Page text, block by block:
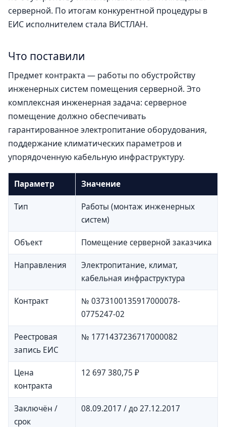
серверной. По итогам конкурентной процедуры в
ЕИС исполнителем стала ВИСТЛАН.
Что поставили
Предмет контракта — работы по обустройству
инженерных систем помещения серверной. Это
комплексная инженерная задача: серверное
помещение должно обеспечивать
гарантированное электропитание оборудования,
поддержание климатических параметров и
упорядоченную кабельную инфраструктуру.
Параметр Значение
Тип
Работы (монтаж инженерных
систем)
Объект Помещение серверной заказчика
Направления
Электропитание, климат,
кабельная инфраструктура
Контракт
№ 0373100135917000078-
0775247-02
Реестровая
запись ЕИС
№ 1771437236717000082
Цена
контракта
12 697 380,75 ₽
Заключён /
срок
08.09.2017 / до 27.12.2017